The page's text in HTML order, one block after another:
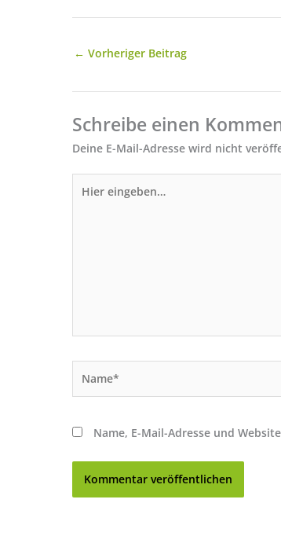
← Vorheriger Beitrag
Schreibe einen
Deine E-Mail-Adresse wird nicht
eingeben…
Name, E-Mail-Adresse und